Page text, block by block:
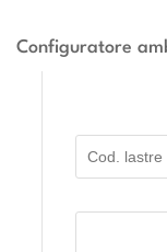
Configuratore